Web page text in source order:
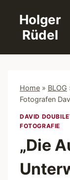
springen
Holger
Rüdel
Home » BLOG
Fotografen
DAVID
FOTOGRAFIE
„Die